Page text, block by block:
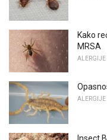
Kako
MRSA
ALERGIJE
ALERGIJE
Insect